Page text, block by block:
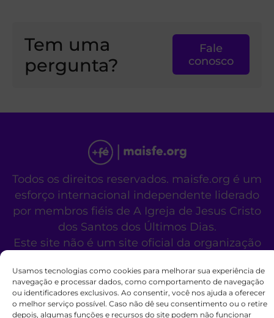
Usamos tecnologias como cookies para melhorar sua experiência de
navegação e processar dados, como comportamento de navegação
ou identificadores exclusivos. Ao consentir, você nos ajuda a oferecer
o melhor serviço possível. Caso não dê seu consentimento ou o retire
depois, algumas funções e recursos do site podem não funcionar
Tem uma
pergunta?
Fale
conosco
Todos os direitos reservados. maisfe.org é um
esforço internacional independente liderado
por membros fiéis de A Igreja de Jesus Cristo
dos Santos dos Últimos Dias.
Este site não é um site oficial da organização
Fale Conosco Políticas de Cookies